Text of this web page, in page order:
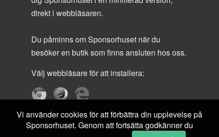
direkt i webbläsaren.
Du påminns om Sponsorhuset när du
besöker en butik som finns ansluten hos oss.
Välj webbläsare för att installera:
Vi använder cookies för att förbättra din upplevelse på
Sponsorhuset. Genom att fortsätta godkänner du